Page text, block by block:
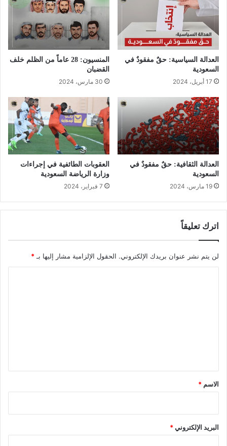
العدالة السياسية: حقٌ مفقودٌ في
السعودية
17 أبريل، 2024
المنسيون: 28 عاماً من الظلم خلف
القضبان
30 مارس، 2024
العدالة الثقافية: حقٌ مفقودٌ في
السعودية
19 مارس، 2024
العقوبات الطائفية في إجراءات
وزارة الرياضة السعودية
7 فبراير، 2024
اترك تعليقاً
لن يتم نشر عنوان بريدك الإلكتروني. الحقول الإلزامية مشار إليها بـ *
*
الاسم *
البريد الإلكتروني*